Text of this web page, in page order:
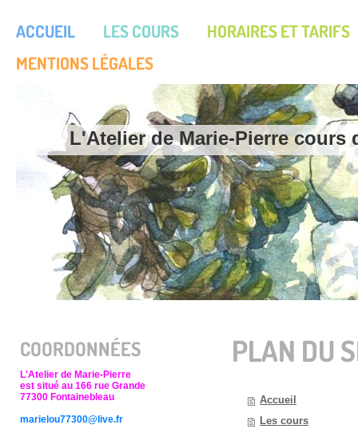
ACCUEIL LES COURS
HORAIRES ET TARIFS
MENTIONS LÉGALES
L'Atelier de Marie-Pierre cours
COORDONNÉES
L'Atelier de Marie-Pierre
est situé au 166 rue Grande
77300 Fontainebleau
marielou77300@live.fr
PLAN DU
Accueil
Les cours